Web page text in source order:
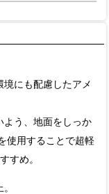
にも配慮したアメ
よう、地面をしっか
使用することで超軽
すめ。